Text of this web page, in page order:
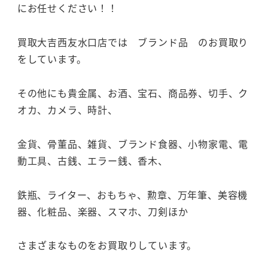
にお任せください！！
買取大吉西友水口店では ブランド品 のお買取り
をしています。
その他にも貴金属、お酒、宝石、商品券、切手、ク
オカ、カメラ、時計、
金貨、骨董品、雑貨、ブランド食器、小物家電、電
動工具、古銭、エラー銭、香木、
鉄瓶、ライター、おもちゃ、勲章、万年筆、美容機
器、化粧品、楽器、スマホ、刀剣ほか
さまざまなものをお買取りしています。